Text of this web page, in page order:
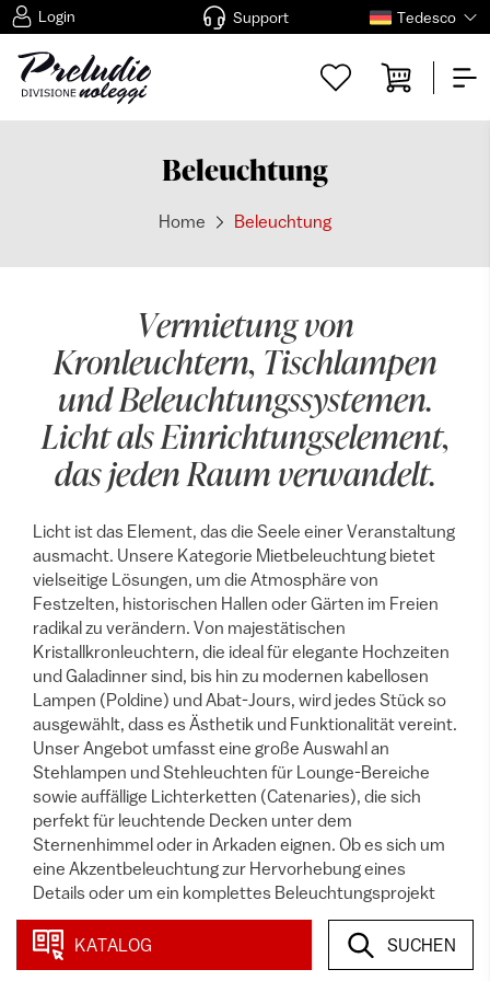
Login Support Tedesco
Beleuchtung
Home Beleuchtung
Vermietung von
Kronleuchtern, Tischlampen
und Beleuchtungssystemen.
Licht als Einrichtungselement,
das jeden Raum verwandelt.
Licht ist das Element, das die Seele einer Veranstaltung
ausmacht. Unsere Kategorie Mietbeleuchtung bietet
vielseitige Lösungen, um die Atmosphäre von
Festzelten, historischen Hallen oder Gärten im Freien
radikal zu verändern. Von majestätischen
Kristallkronleuchtern, die ideal für elegante Hochzeiten
und Galadinner sind, bis hin zu modernen kabellosen
Lampen (Poldine) und Abat-Jours, wird jedes Stück so
ausgewählt, dass es Ästhetik und Funktionalität vereint.
Unser Angebot umfasst eine große Auswahl an
Stehlampen und Stehleuchten für Lounge-Bereiche
sowie auffällige Lichterketten (Catenaries), die sich
perfekt für leuchtende Decken unter dem
Sternenhimmel oder in Arkaden eignen. Ob es sich um
eine Akzentbeleuchtung zur Hervorhebung eines
Details oder um ein komplettes Beleuchtungsprojekt
handelt, unsere Produkte garantieren eine
außergewöhnliche visuelle Wirkung und ein
professionelles Lichtmanagement.
KATALOG SUCHEN